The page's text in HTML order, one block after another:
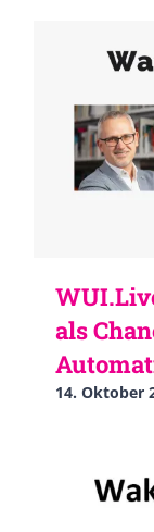
als
14. Oktober